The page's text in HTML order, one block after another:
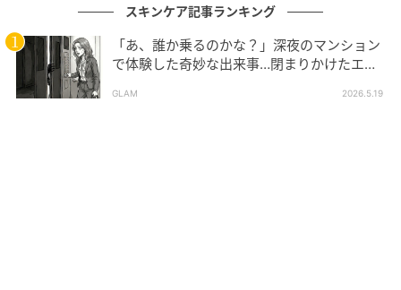
スキンケア記事ランキング
「あ、誰か乗るのかな？」深夜のマンション
で体験した奇妙な出来事…閉まりかけたエレ
GLAM 2026.5.19